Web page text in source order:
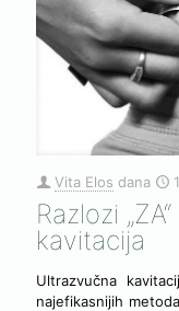
Vita Elos dana
Razlozi
kavitacija
Ultrazvučna
najefikasnijih